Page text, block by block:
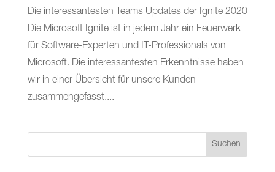
Die interessantesten Teams Updates der Ignite 2020
Die Microsoft Ignite ist in jedem Jahr ein Feuerwerk
für Software-Experten und IT-Professionals von
Microsoft. Die interessantesten Erkenntnisse haben
wir in einer Übersicht für unsere Kunden
zusammengefasst....
Suchen